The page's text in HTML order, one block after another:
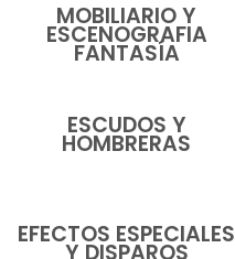
MOBILIARIO Y
ESCENOGRAFIA
FANTASÍA
ESCUDOS Y
HOMBRERAS
EFECTOS ESPECIALES
Y DISPAROS